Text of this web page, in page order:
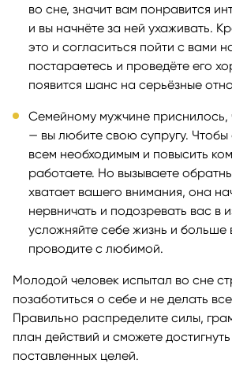
во сне, значит вам понравится
и вы начнёте за ней ухаживать.
это и согласиться пойти с вами
постараетесь и проведёте его
появится шанс на серьёзные
Семейному мужчине приснилось,
— вы любите свою супругу. Чтобы
всем необходимым и повысить
работаете. Но вызываете
хватает вашего внимания, она
нервничать и подозревать вас в
усложняйте себе жизнь и больше
проводите с любимой.
Молодой человек испытал во сне
позаботиться о себе и не делать
Правильно распределите силы,
план действий и сможете
поставленных целей.